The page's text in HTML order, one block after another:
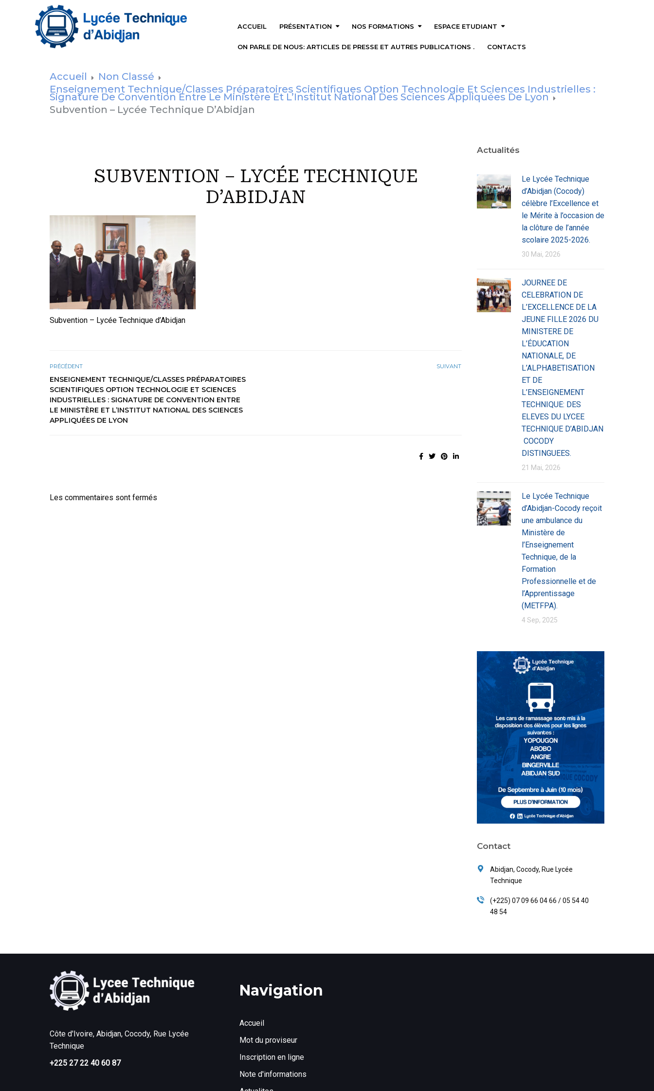
ACCUEIL PRÉSENTATION NOS FORMATIONS ESPACE ETUDIANT
ON PARLE DE NOUS: ARTICLES DE PRESSE ET AUTRES PUBLICATIONS . CONTACTS
Accueil
Non Classé
Enseignement Technique/Classes Préparatoires Scientifiques Option Technologie Et Sciences Industrielles :
Signature De Convention Entre Le Ministère Et L’Institut National Des Sciences Appliquées De Lyon
Subvention – Lycée Technique D’Abidjan
SUBVENTION – LYCÉE TECHNIQUE
D’ABIDJAN
Subvention – Lycée Technique d’Abidjan
PRÉCÉDENT
ENSEIGNEMENT TECHNIQUE/CLASSES PRÉPARATOIRES
SCIENTIFIQUES OPTION TECHNOLOGIE ET SCIENCES
INDUSTRIELLES : SIGNATURE DE CONVENTION ENTRE
LE MINISTÈRE ET L’INSTITUT NATIONAL DES SCIENCES
APPLIQUÉES DE LYON
SUIVANT
Les commentaires sont fermés
Actualités
Le Lycée Technique
d’Abidjan (Cocody)
célèbre l’Excellence et
le Mérite à l’occasion de
la clôture de l’année
scolaire 2025-2026.
30 Mai, 2026
JOURNEE DE
CELEBRATION DE
L’EXCELLENCE DE LA
JEUNE FILLE 2026 DU
MINISTERE DE
L’ÉDUCATION
NATIONALE, DE
L’ALPHABETISATION
ET DE
L’ENSEIGNEMENT
TECHNIQUE: DES
ELEVES DU LYCEE
TECHNIQUE D’ABIDJAN
COCODY
DISTINGUEES.
21 Mai, 2026
Le Lycée Technique
d’Abidjan-Cocody reçoit
une ambulance du
Ministère de
l’Enseignement
Technique, de la
Formation
Professionnelle et de
l’Apprentissage
(METFPA).
4 Sep, 2025
Contact
Abidjan, Cocody, Rue Lycée
Technique
(+225) 07 09 66 04 66 / 05 54 40
48 54
Côte d'Ivoire, Abidjan, Cocody, Rue Lycée
Technique
+225 27 22 40 60 87
Navigation
Accueil
Mot du proviseur
Inscription en ligne
Note d'informations